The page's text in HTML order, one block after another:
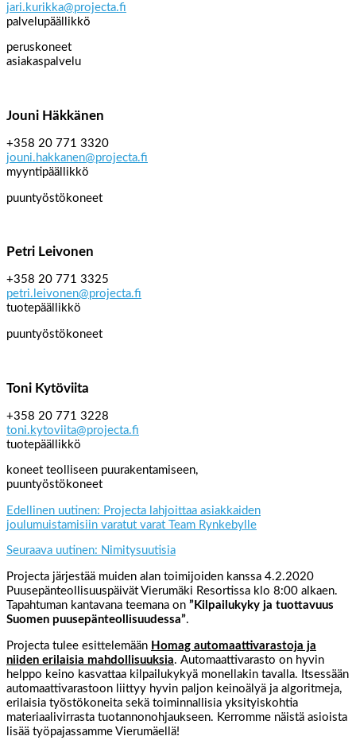
jari.kurikka@projecta.fi
palvelupäällikkö
peruskoneet
asiakaspalvelu
Jouni Häkkänen
+358 20 771 3320
jouni.hakkanen@projecta.fi
myyntipäällikkö
puuntyöstökoneet
Petri Leivonen
+358 20 771 3325
petri.leivonen@projecta.fi
tuotepäällikkö
puuntyöstökoneet
Toni Kytöviita
+358 20 771 3228
toni.kytoviita@projecta.fi
tuotepäällikkö
koneet teolliseen puurakentamiseen,
puuntyöstökoneet
Edellinen uutinen: Projecta lahjoittaa asiakkaiden
joulumuistamisiin varatut varat Team Rynkebylle
Seuraava uutinen: Nimitysuutisia
Projecta järjestää muiden alan toimijoiden kanssa 4.2.2020
Puusepänteollisuuspäivät Vierumäki Resortissa klo 8:00 alkaen.
Tapahtuman kantavana teemana on ”Kilpailukyky ja tuottavuus
Suomen puusepänteollisuudessa”.
Projecta tulee esittelemään Homag automaattivarastoja ja
niiden erilaisia mahdollisuuksia. Automaattivarasto on hyvin
helppo keino kasvattaa kilpailukykyä monellakin tavalla. Itsessään
automaattivarastoon liittyy hyvin paljon keinoälyä ja algoritmeja,
erilaisia työstökoneita sekä toiminnallisia yksityiskohtia
materiaalivirrasta tuotannonohjaukseen. Kerromme näistä asioista
lisää työpajassamme Vierumäellä!